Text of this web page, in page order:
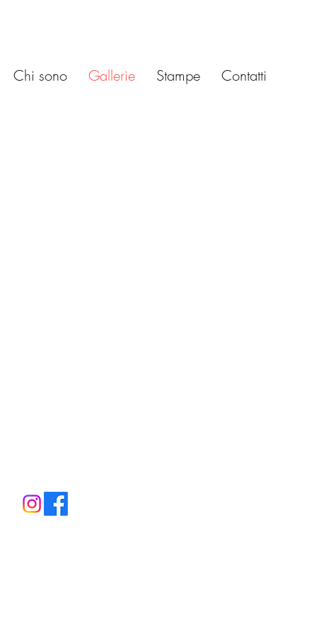
Chi sono Gallerie Stampe Contatti